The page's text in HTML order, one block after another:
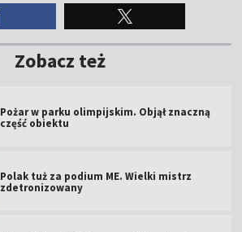
Zobacz też
Pożar w parku olimpijskim. Objął znaczną
część obiektu
Polak tuż za podium ME. Wielki mistrz
zdetronizowany